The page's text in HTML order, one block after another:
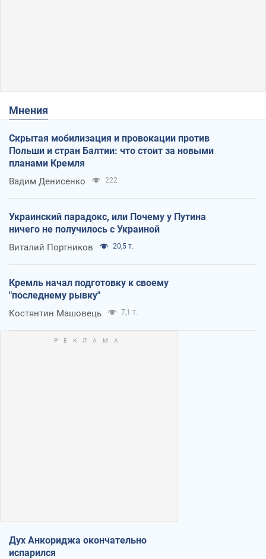
Мнения
Скрытая мобилизация и провокации против
Польши и стран Балтии: что стоит за новыми
планами Кремля
Вадим Денисенко 222
Украинский парадокс, или Почему у Путина
ничего не получилось с Украиной
Виталий Портников 20,5 т.
Кремль начал подготовку к своему
"последнему рывку"
Костянтин Машовець 7,1 т.
Дух Анкориджа окончательно
испарился